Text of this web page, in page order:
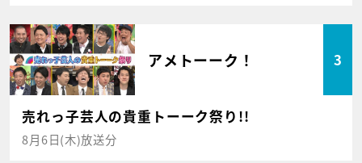
アメトーーク！ 3
売れっ子芸人の貴重トーーク祭り!!
8月6日(木)放送分